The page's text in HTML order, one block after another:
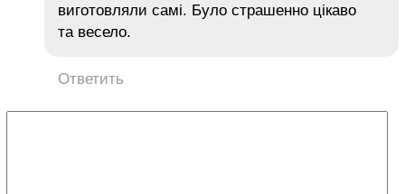
виготовляли самі. Було страшенно цікаво
та весело.
Ответить